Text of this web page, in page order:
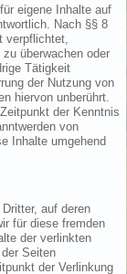
Nach §§ 8
von
unberührt.
auf deren
fremden
der Verlinkung